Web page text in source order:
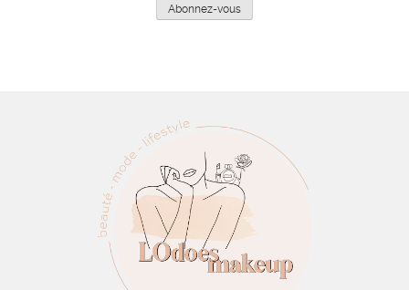
Abonnez-vous